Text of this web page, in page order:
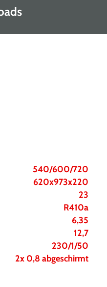
540/600/720
620x973x220
23
R410a
6,35
12,7
230/1/50
2x 0,8 abgeschirmt